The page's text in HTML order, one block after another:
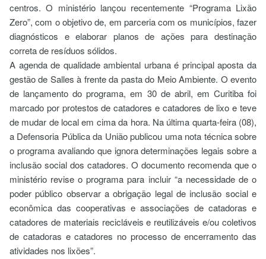
centros. O ministério lançou recentemente “Programa Lixão
Zero”, com o objetivo de, em parceria com os municípios, fazer
diagnósticos e elaborar planos de ações para destinação
correta de resíduos sólidos.
A agenda de qualidade ambiental urbana é principal aposta da
gestão de Salles à frente da pasta do Meio Ambiente. O evento
de lançamento do programa, em 30 de abril, em Curitiba foi
marcado por protestos de catadores e catadores de lixo e teve
de mudar de local em cima da hora. Na última quarta-feira (08),
a Defensoria Pública da União publicou uma nota técnica sobre
o programa avaliando que ignora determinações legais sobre a
inclusão social dos catadores. O documento recomenda que o
ministério revise o programa para incluir “a necessidade de o
poder público observar a obrigação legal de inclusão social e
econômica das cooperativas e associações de catadoras e
catadores de materiais recicláveis e reutilizáveis e/ou coletivos
de catadoras e catadores no processo de encerramento das
atividades nos lixões”.